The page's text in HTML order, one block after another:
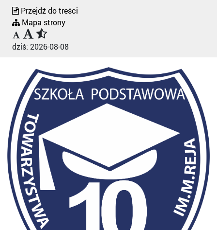
Przejdź do treści
Mapa strony
dziś: 2026-08-08